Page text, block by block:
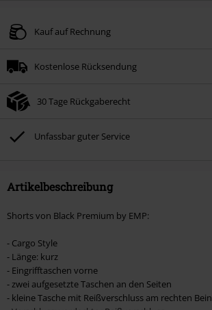
Kauf auf Rechnung
Kostenlose Rücksendung
30 Tage Rückgaberecht
Unfassbar guter Service
Artikelbeschreibung
Shorts von Black Premium by EMP:
- Cargo Style
- Länge: kurz
- Eingrifftaschen vorne
- zwei aufgesetzte Taschen an den Seiten
- kleine Tasche mit Reißverschluss am rechten Bein